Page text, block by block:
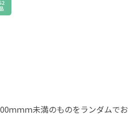
ｍｍｍ未満のものをランダムでお